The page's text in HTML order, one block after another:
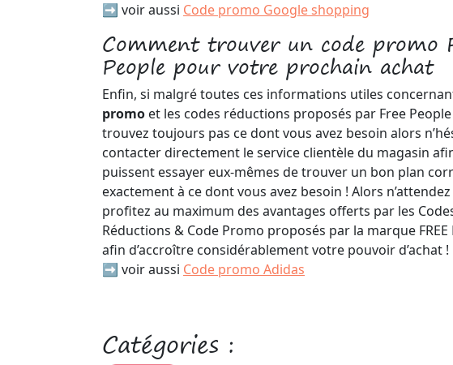
➡️ voir aussi Code promo Google shopping
Comment trouver un code promo
People pour votre prochain achat
Enfin, si malgré toutes ces informations utiles
promo et les codes réductions proposés par Free
trouvez toujours pas ce dont vous avez besoin alors
contacter directement le service clientèle du magasin
puissent essayer eux-mêmes de trouver un bon plan
exactement à ce dont vous avez besoin ! Alors
profitez au maximum des avantages offerts par les
Réductions & Code Promo proposés par la marque FREE
afin d’accroître considérablement votre pouvoir d’achat !
➡️ voir aussi Code promo Adidas
Catégories :